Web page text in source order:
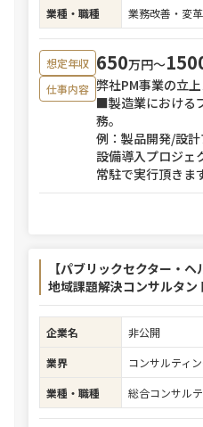
業種・職種
業務改善・変
想定年収 650万円〜
仕事内容 弊社PM事業の立
■製造業における
務。
例：製品開発/設計
設備導入プロジェ
常駐で実行頂きま
【パブリックセクター・
地域課題解決コンサルタン
企業名
非公開
業界
コンサルティ
業種・職種
総合コンサル